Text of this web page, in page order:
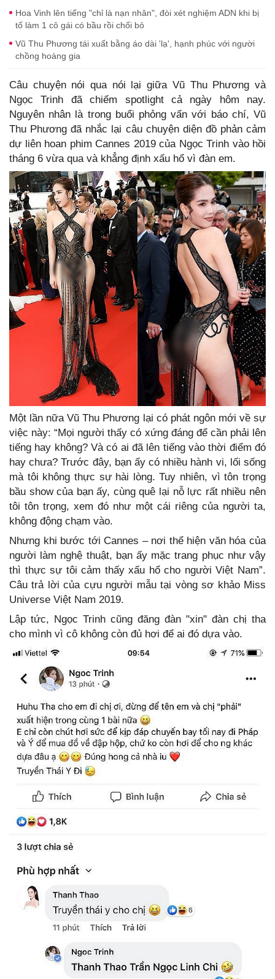
Hoa Vinh lên tiếng "chỉ là nạn nhân", đòi xét nghiệm ADN khi bị
tố làm 1 cô gái có bầu rồi chối bỏ
Vũ Thu Phương tái xuất bằng áo dài 'lạ', hạnh phúc với người
chồng hoàng gia
Câu chuyện nói qua nói lại giữa Vũ Thu Phương và
Ngọc Trinh đã chiếm spotlight cả ngày hôm nay.
Nguyên nhân là trong buổi phỏng vấn với báo chí, Vũ
Thu Phương đã nhắc lại câu chuyện diện đồ phản cảm
dự liên hoan phim Cannes 2019 của Ngọc Trinh vào hồi
tháng 6 vừa qua và khẳng định xấu hổ vì đàn em.
Một lần nữa Vũ Thu Phương lại có phát ngôn mới về sự
việc này: “Mọi người thấy có xứng đáng để cần phải lên
tiếng hay không? Và có ai đã lên tiếng vào thời điểm đó
hay chưa? Trước đây, bạn ấy có nhiều hành vi, lối sống
mà tôi không thực sự hài lòng. Tuy nhiên, vì tôn trọng
bầu show của bạn ấy, cùng quê lại nỗ lực rất nhiều nên
tôi tôn trọng, xem đó như một cái riêng của người ta,
không động chạm vào.
Nhưng khi bước tới Cannes – nơi thể hiện văn hóa của
người làm nghệ thuật, bạn ấy mặc trang phục như vậy
thì thực sự tôi cảm thấy xấu hổ cho người Việt Nam”.
Câu trả lời của cựu người mẫu tại vòng sơ khảo Miss
Universe Việt Nam 2019.
Lập tức, Ngọc Trinh cũng đăng đàn "xin" đàn chị tha
cho mình vì cô không còn đủ hơi để ai đó dựa vào.